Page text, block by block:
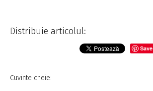
Distribuie articolul:
Save
Cuvinte cheie: